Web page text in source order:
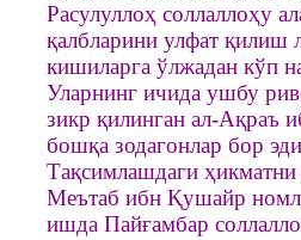
Расулуллоҳ соллаллоҳу
қалбларини улфат қилиш
кишиларга ўлжадан кўп
Уларнинг ичида ушбу
зикр қилинган ал-Ақраъ
бошқа зодагонлар бор
Тақсимлашдаги ҳикматни
Меътаб ибн Қушайр
ишда Пайғамбар